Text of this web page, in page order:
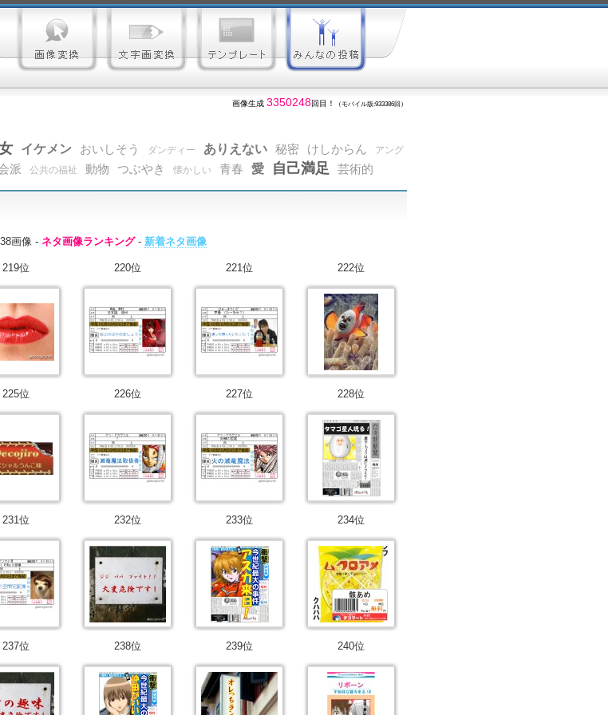
画像生成 3350248回目！ （モバイル版:933386回）
イケメン おいしそう ダンディー ありえない 秘密 けしからん
アング
派 公共の福祉 動物 つぶやき 懐かしい 青春 愛 自己満足 芸術的
画像 - ネタ画像ランキング- 新着ネタ画像
219位 220位 221位 222位
225位 226位 227位 228位
231位 232位 233位 234位
237位 238位 239位 240位